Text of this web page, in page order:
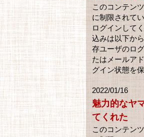
このコンテン
に制限されて
ログインして
込みは以下か
存ユーザのロ
たはメールア
グイン状態を
2022/01/16
魅力的なヤ
てくれた
このコンテン